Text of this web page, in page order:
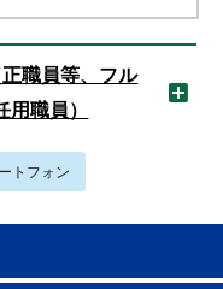
職員等、フル
職員）
トフォン